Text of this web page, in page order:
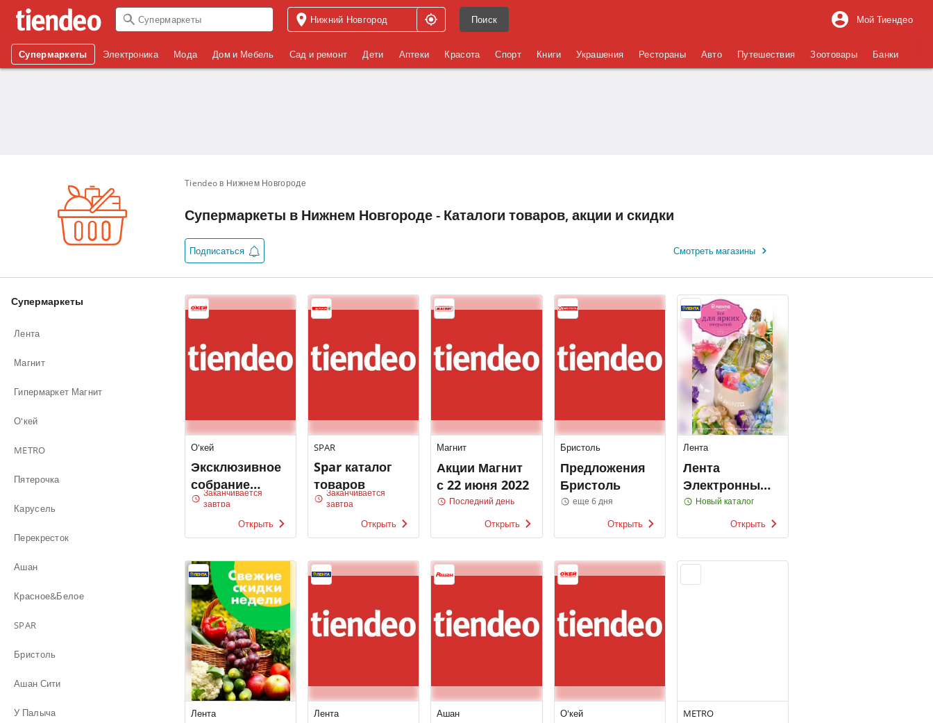
Поиск Мой Тиендео
Супермаркеты Электроника Мода Дом и Мебель Сад и ремонт Дети Аптеки Красота Спорт Книги Украшения Рестораны Авто Путешествия Зоотовары Банки
Tiendeo в Нижнем Новгороде
Супермаркеты в Нижнем Новгороде - Каталоги товаров, акции и скидки
Подписаться Смотреть магазины
Супермаркеты
Лента
Магнит
Гипермаркет Магнит
О'кей
METRO
Пятерочка
Карусель
Перекресток
Ашан
Красное&Белое
SPAR
Бристоль
Ашан Сити
У Палыча
О'кей
Эксклюзивное
собрание
вкусов О'кей
Заканчивается
завтра
Открыть
SPAR
Spar каталог
товаров
Заканчивается
завтра
Открыть
Магнит
Акции Магнит
с 22 июня 2022
Последний день
Открыть
Бристоль
Предложения
Бристоль
еще 6 дня
Открыть
Лента
Лента
Электронные
каталоги
Новый каталог
Открыть
Лента Лента Ашан О'кей METRO